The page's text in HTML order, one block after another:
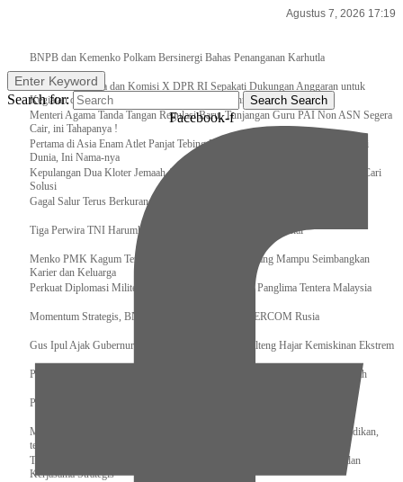
Agustus 7, 2026 17:19
BNPB dan Kemenko Polkam Bersinergi Bahas Penanganan Karhutla
Raker Kemenpora dan Komisi X DPR RI Sepakati Dukungan Anggaran untuk
Kegiatan dan Program Prioritas Pemuda dan Olahraga
Menteri Agama Tanda Tangan Regulasi Baru, Tunjangan Guru PAI Non ASN Segera
Cair, ini Tahapanya !
Pertama di Asia Enam Atlet Panjat Tebing Indonesia Taklukkan Tebing Tertinggi
Dunia, Ini Nama-nya
Kepulangan Dua Kloter Jemaah Asal Surabaya Tertunda, Kemenag Upayakan Cari
Solusi
Gagal Salur Terus Berkurang, Gus Ipul: 405 Ribu Lebih Bansos Cair
Tiga Perwira TNI Harumkan Indonesia Di Kancah Internasional
Menko PMK Kagum Terhadap Perempuan Modern yang Mampu Seimbangkan
Karier dan Keluarga
Perkuat Diplomasi Militer, Panglima TNI Terima CC Panglima Tentera Malaysia
Momentum Strategis, BNPB Terima Kunjungan EMERCOM Rusia
Gus Ipul Ajak Gubernur dan Bupati/Wali Kota se-Kalteng Hajar Kemiskinan Ekstrem
Panglima TNI Sambut Kedatangan Presiden RI Usai Lawatan ke Timur Tengah
Pengurus Pusat Pordasi Pacu Dapat Pesan dari Sri Paduka
Menag RI dan Dua Menteri Yordania Jalin Sinergi Bidang Wakaf dan Pendidikan,
termasuk Beasiswa
Tiba di Tanah Air, Presiden Prabowo Subianto Bawa Komitmen Investasi dan
Kerjasama Strategis
Enter Keyword
Search for: Search Search
Facebook-f